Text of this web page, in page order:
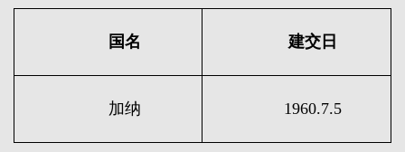
国名 建交日
加纳 1960.7.5